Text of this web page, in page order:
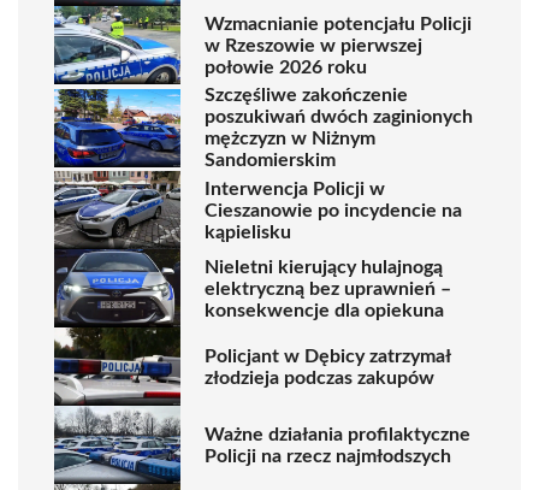
Wzmacnianie potencjału Policji
w Rzeszowie w pierwszej
połowie 2026 roku
Szczęśliwe zakończenie
poszukiwań dwóch zaginionych
mężczyzn w Niżnym
Sandomierskim
Interwencja Policji w
Cieszanowie po incydencie na
kąpielisku
Nieletni kierujący hulajnogą
elektryczną bez uprawnień –
konsekwencje dla opiekuna
Policjant w Dębicy zatrzymał
złodzieja podczas zakupów
Ważne działania profilaktyczne
Policji na rzecz najmłodszych